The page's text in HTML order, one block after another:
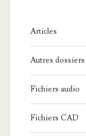
:
Articles
Autres dossiers
Fichiers audio
Fichiers CAD